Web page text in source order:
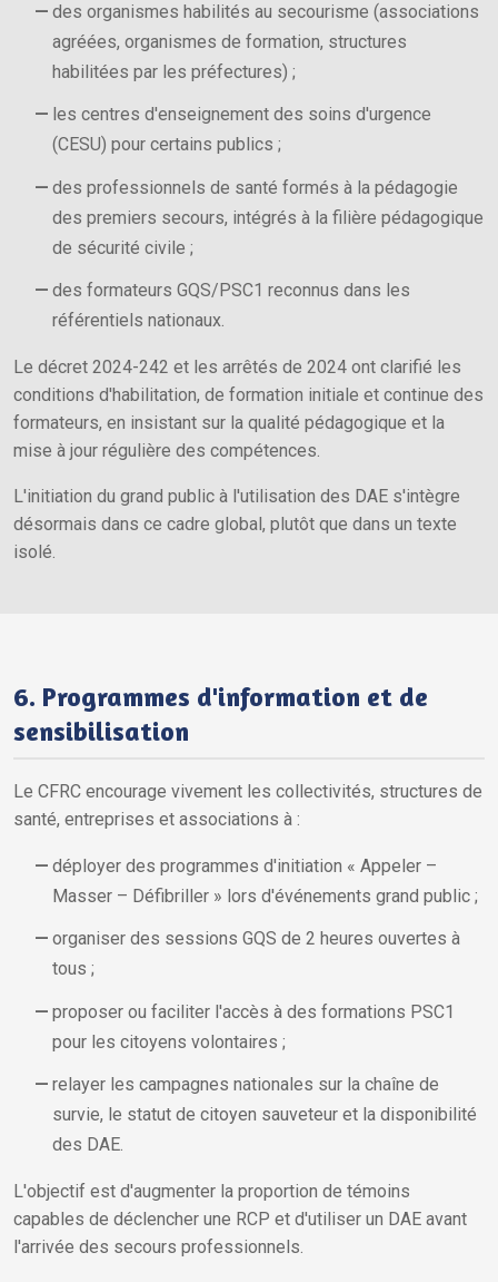
des organismes habilités au secourisme (associations
agréées, organismes de formation, structures
habilitées par les préfectures) ;
les centres d'enseignement des soins d'urgence
(CESU) pour certains publics ;
des professionnels de santé formés à la pédagogie
des premiers secours, intégrés à la filière pédagogique
de sécurité civile ;
des formateurs GQS/PSC1 reconnus dans les
référentiels nationaux.
Le décret 2024-242 et les arrêtés de 2024 ont clarifié les
conditions d'habilitation, de formation initiale et continue des
formateurs, en insistant sur la qualité pédagogique et la
mise à jour régulière des compétences.
L'initiation du grand public à l'utilisation des DAE s'intègre
désormais dans ce cadre global, plutôt que dans un texte
isolé.
6. Programmes d'information et de
sensibilisation
Le CFRC encourage vivement les collectivités, structures de
santé, entreprises et associations à :
déployer des programmes d'initiation « Appeler –
Masser – Défibriller » lors d'événements grand public ;
organiser des sessions GQS de 2 heures ouvertes à
tous ;
proposer ou faciliter l'accès à des formations PSC1
pour les citoyens volontaires ;
relayer les campagnes nationales sur la chaîne de
survie, le statut de citoyen sauveteur et la disponibilité
des DAE.
L'objectif est d'augmenter la proportion de témoins
capables de déclencher une RCP et d'utiliser un DAE avant
l'arrivée des secours professionnels.